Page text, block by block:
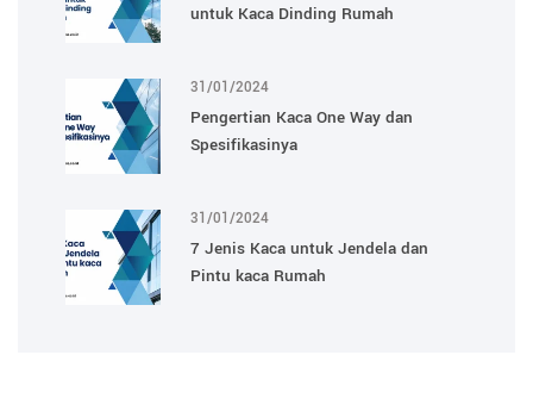
untuk Kaca Dinding Rumah
31/01/2024
Pengertian Kaca One Way dan
Spesifikasinya
31/01/2024
7 Jenis Kaca untuk Jendela dan
Pintu kaca Rumah